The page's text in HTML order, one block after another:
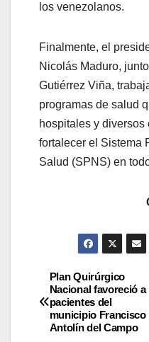
los venezolanos.
Finalmente, el
Nicolás Maduro,
Gutiérrez Viña,
programas de salud
hospitales y diversos
fortalecer el Sistema
Salud (SPNS) en
Plan Quirúrgico
Nacional favoreció a
pacientes del
municipio Francisco
Antolín del Campo